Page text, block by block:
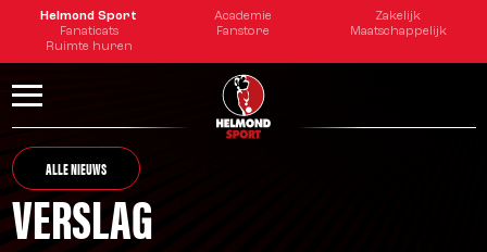
Helmond Sport Academie
Zakelijk
Fanaticats
Fanstore
Maatschappelijk
Ruimte huren
ALLE NIEUWS
VERSLAG